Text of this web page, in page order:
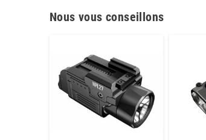
Nous vous conseillons